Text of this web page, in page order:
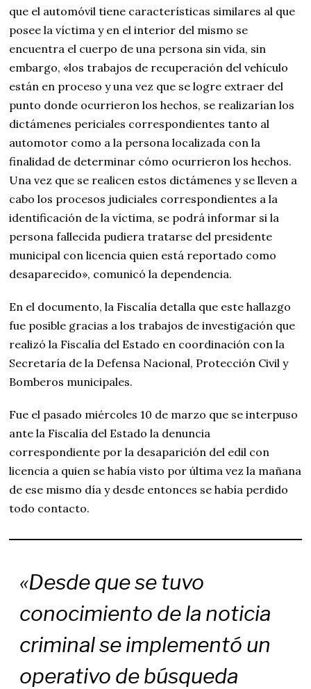
que el automóvil tiene características similares al que
posee la víctima y en el interior del mismo se
encuentra el cuerpo de una persona sin vida, sin
embargo, «los trabajos de recuperación del vehículo
están en proceso y una vez que se logre extraer del
punto donde ocurrieron los hechos, se realizarían los
dictámenes periciales correspondientes tanto al
automotor como a la persona localizada con la
finalidad de determinar cómo ocurrieron los hechos.
Una vez que se realicen estos dictámenes y se lleven a
cabo los procesos judiciales correspondientes a la
identificación de la víctima, se podrá informar si la
persona fallecida pudiera tratarse del presidente
municipal con licencia quien está reportado como
desaparecido», comunicó la dependencia.
En el documento, la Fiscalía detalla que este hallazgo
fue posible gracias a los trabajos de investigación que
realizó la Fiscalía del Estado en coordinación con la
Secretaría de la Defensa Nacional, Protección Civil y
Bomberos municipales.
Fue el pasado miércoles 10 de marzo que se interpuso
ante la Fiscalía del Estado la denuncia
correspondiente por la desaparición del edil con
licencia a quien se había visto por última vez la mañana
de ese mismo día y desde entonces se había perdido
todo contacto.
«Desde que se tuvo
conocimiento de la noticia
criminal se implementó un
operativo de búsqueda